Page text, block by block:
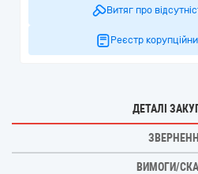
Витяг про
Реєстр
ДЕТАЛІ
ВИМОГИ/